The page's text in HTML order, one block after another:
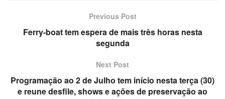
Previous Post
Ferry-boat tem espera de mais três horas nesta
segunda
Next Post
Programação ao 2 de Julho tem início nesta terça (30)
e reune desfile, shows e ações de preservação ao